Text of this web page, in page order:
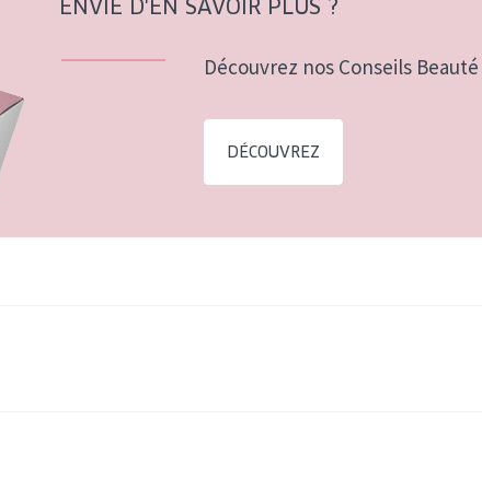
ENVIE D'EN SAVOIR PLUS ?
Découvrez nos Conseils
DÉCOUVREZ